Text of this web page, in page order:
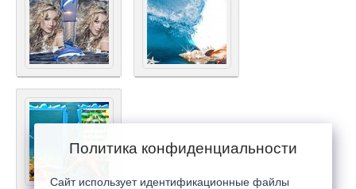
Политика конфиденциальности
Сайт использует идентификационные файлы